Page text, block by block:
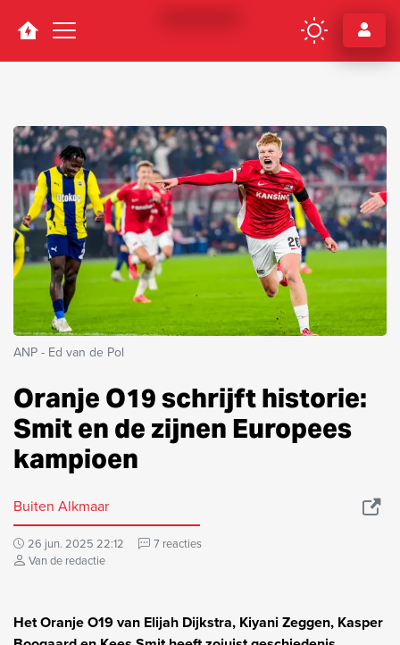
Navigation
ANP - Ed van de Pol
Oranje O19 schrijft historie:
Smit en de zijnen Europees
kampioen
Buiten Alkmaar
26 jun. 2025 22:12
7 reacties
Van de redactie
Het Oranje O19 van Elijah Dijkstra, Kiyani Zeggen, Kasper